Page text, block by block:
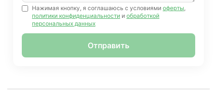
Нажимая кнопку, я соглашаюсь с условиями оферты
политики конфиденциальности и обработкой
персональных данных
Отправить